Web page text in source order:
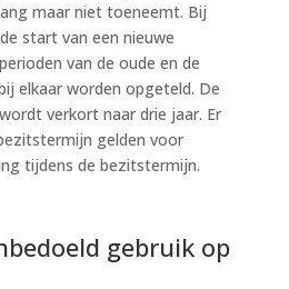
maar niet toeneemt. Bij
start van een nieuwe
van de oude en de
elkaar worden opgeteld. De
verkort naar drie jaar. Er
gelden voor
tijdens de bezitstermijn.
gebruik op